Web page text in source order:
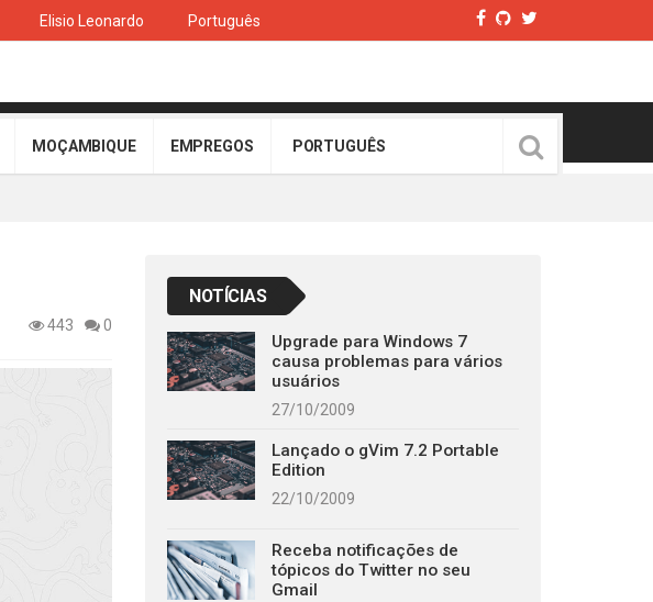
Elisio Leonardo Português
MOÇAMBIQUE EMPREGOS PORTUGUÊS
443 0
NOTÍCIAS
Upgrade para Windows 7
causa problemas para vários
usuários
27/10/2009
Lançado o gVim 7.2 Portable
Edition
22/10/2009
Receba notificações de
tópicos do Twitter no seu
Gmail